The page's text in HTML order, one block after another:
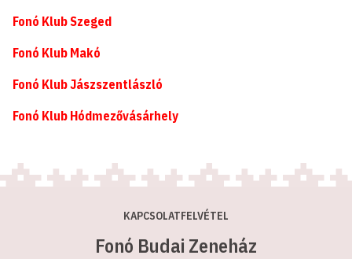
Fonó Klub Szeged
Fonó Klub Makó
Fonó Klub Jászszentlászló
Fonó Klub Hódmezővásárhely
KAPCSOLATFELVÉTEL
Fonó Budai Zeneház